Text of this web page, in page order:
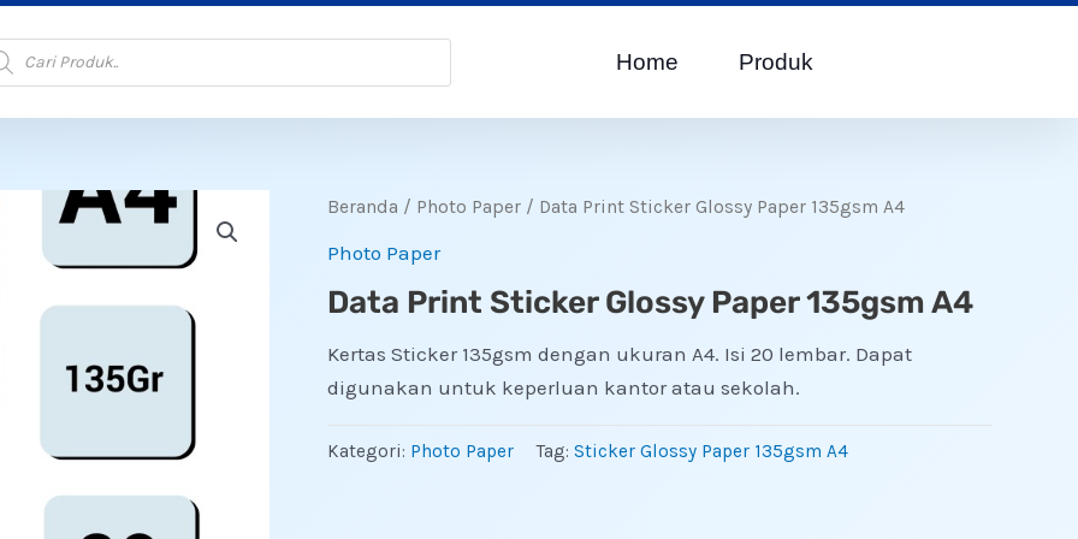
Home Produk
Beranda / Photo Paper / Data Print Sticker Glossy Paper 135gsm A4
Photo Paper
Data Print Sticker Glossy Paper 135gsm A4
Kertas Sticker 135gsm dengan ukuran A4. Isi 20 lembar. Dapat
digunakan untuk keperluan kantor atau sekolah.
Kategori: Photo Paper Tag: Sticker Glossy Paper 135gsm A4